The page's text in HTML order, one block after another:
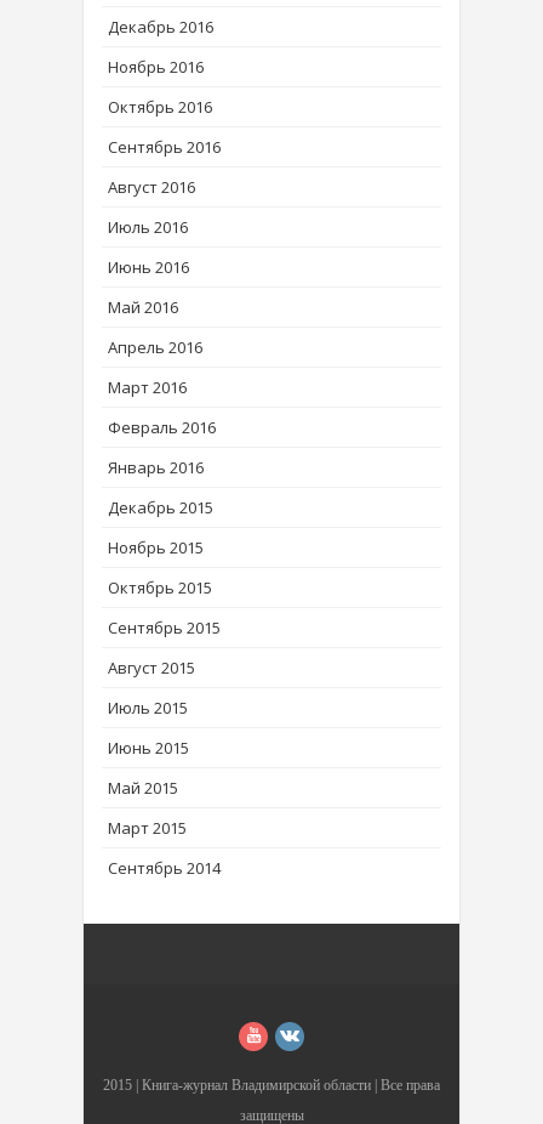
Декабрь 2016
Ноябрь 2016
Октябрь 2016
Сентябрь 2016
Август 2016
Июль 2016
Июнь 2016
Май 2016
Апрель 2016
Март 2016
Февраль 2016
Январь 2016
Декабрь 2015
Ноябрь 2015
Октябрь 2015
Сентябрь 2015
Август 2015
Июль 2015
Июнь 2015
Май 2015
Март 2015
Сентябрь 2014
2015 | Книга-журнал Владимирской области | Все права
защищены